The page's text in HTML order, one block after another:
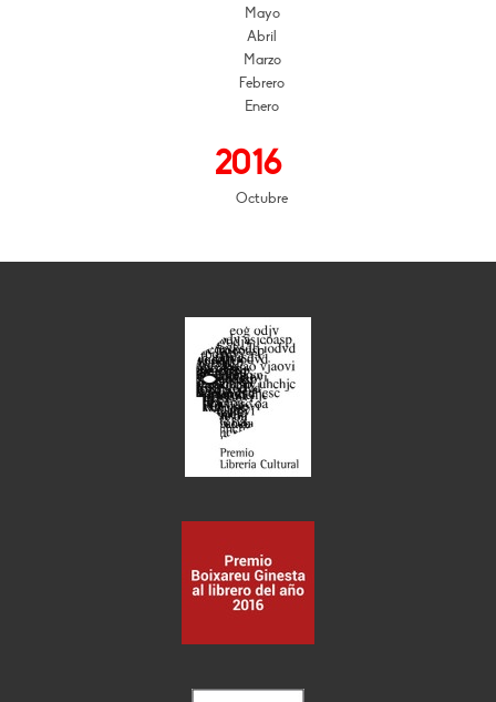
Mayo
Abril
Marzo
Febrero
Enero
2016
Octubre